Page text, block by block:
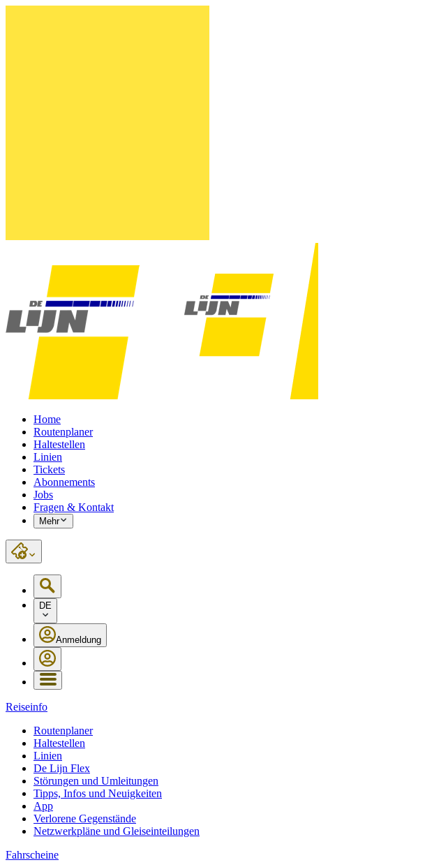
Home
Routenplaner
Haltestellen
Linien
Tickets
Abonnements
Jobs
Fragen & Kontakt
Mehr
DE
Anmeldung
Reiseinfo
Routenplaner
Haltestellen
Linien
De Lijn Flex
Störungen und Umleitungen
Tipps, Infos und Neuigkeiten
App
Verlorene Gegenstände
Netzwerkpläne und Gleiseinteilungen
Fahrscheine